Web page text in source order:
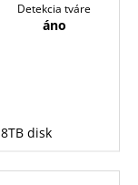
Detekcia tváre
áno
8TB disk